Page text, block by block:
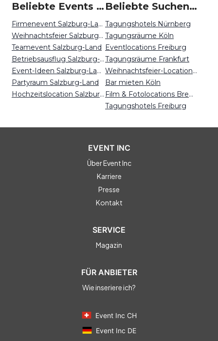
Beliebte Events in Salzburg Land
Firmenevent Salzburg-Land
Weihnachtsfeier Salzburg-Land
Teamevent Salzburg-Land
Betriebsausflug Salzburg-Land
Event-Ideen Salzburg-Land
Partyraum Salzburg-Land
Hochzeitslocation Salzburg-Land
Beliebte Suchen auf Event Inc
Tagungshotels Nürnberg
Tagungsräume Köln
Eventlocations Freiburg
Tagungsräume Frankfurt
Weihnachtsfeier-Locations Essen
Bar mieten Köln
Film & Fotolocations Bremen
Tagungshotels Freiburg
EVENT INC
Über Event Inc
Karriere
Presse
Kontakt
SERVICE
Magazin
FÜR ANBIETER
Wie inseriere ich?
Event Inc CH
Event Inc DE